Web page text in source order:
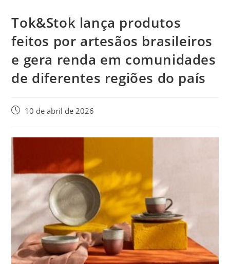
Tok&Stok lança produtos
feitos por artesãos brasileiros
e gera renda em comunidades
de diferentes regiões do país
10 de abril de 2026